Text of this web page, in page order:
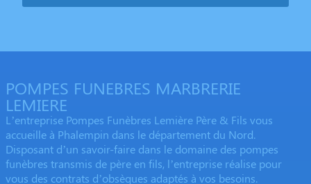
POMPES FUNEBRES MARBRERIE
LEMIERE
L’entreprise Pompes Funèbres Lemière Père & Fils vous
accueille à Phalempin dans le département du Nord.
Disposant d’un savoir-faire dans le domaine des pompes
funèbres transmis de père en fils, l’entreprise réalise pour
vous des contrats d’obsèques adaptés à vos besoins.